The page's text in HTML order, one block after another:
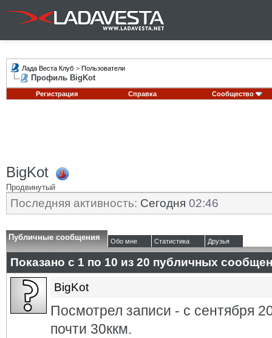
Лада Веста Клуб > Пользователи
Профиль BigKot
Регистрация Справка Сообщество
BigKot
Продвинутый
Последняя активность: Сегодня 02:46
Публичные сообщения Обо мне Статистика Друзья
Показано с 1 по 10 из 20 публичных
BigKot
Посмотрел записи - с сентября
почти 30ккм.